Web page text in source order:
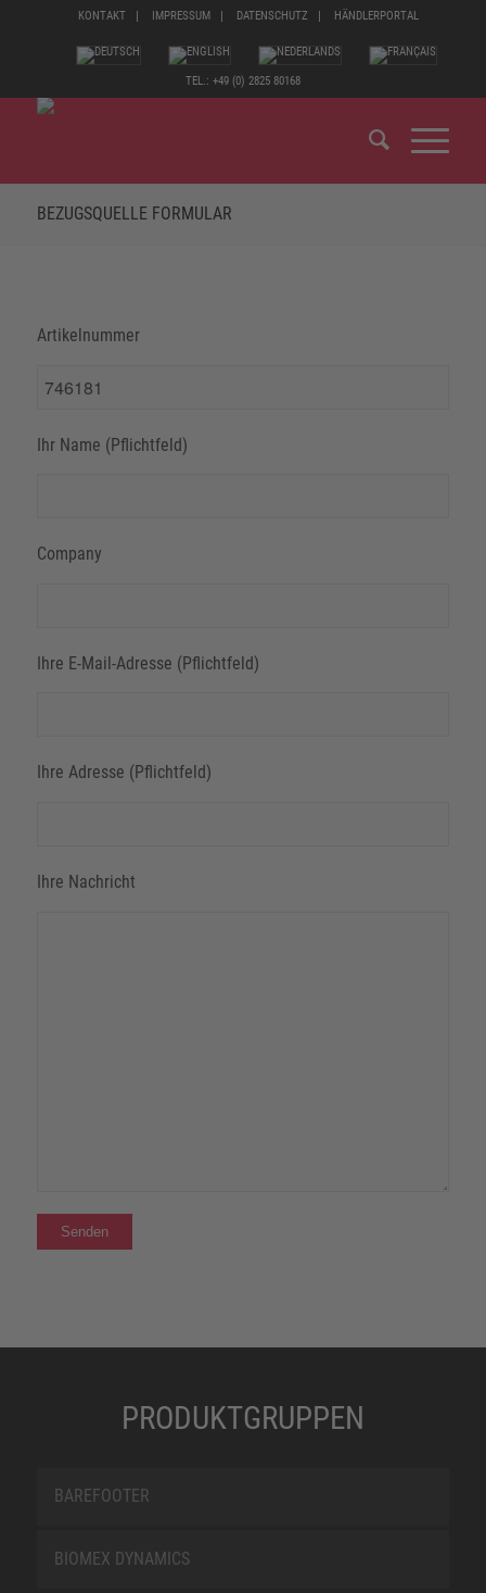
KONTAKT IMPRESSUM DATENSCHUTZ HÄNDLERPORTAL
TEL.: +49 (0) 2825 80168
BEZUGSQUELLE FORMULAR
Artikelnummer
Ihr Name (Pflichtfeld)
Company
Ihre E-Mail-Adresse (Pflichtfeld)
Ihre Adresse (Pflichtfeld)
Ihre Nachricht
PRODUKTGRUPPEN
BAREFOOTER
BIOMEX DYNAMICS